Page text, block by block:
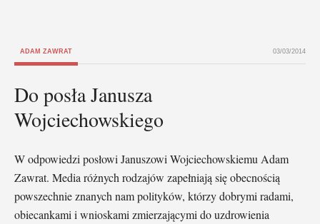
ADAM ZAWRAT 03/03/2014
Do posła Janusza
Wojciechowskiego
W odpowiedzi posłowi Januszowi Wojciechowskiemu Adam
Zawrat. Media różnych rodzajów zapełniają się obecnością
powszechnie znanych nam polityków, którzy dobrymi radami,
obiecankami i wnioskami zmierzającymi do uzdrowienia